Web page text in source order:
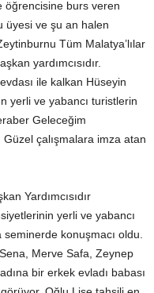
öğrencisine burs veren
üyesi ve şu an halen
Tüm Malatya’lılar
yardımcısıdır.
ile kalkan Hüseyin
yerli ve yabancı turistlerin
Geleceğim
çalışmalara imza atan
Yardımcısıdır
yerli ve yabancı
konuşmacı oldu.
Merve Safa, Zeynep
bir erkek evladı babası